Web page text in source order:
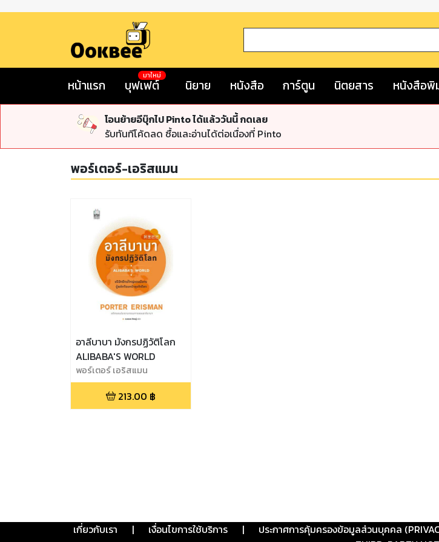
หน้าแรก บุฟเฟต์
มาใหม่
นิยาย หนังสือ การ์ตูน นิตยสาร หนังสือ
โอนย้ายอีบุ๊กไป Pinto ได้แล้ววันนี้ กดเลย
รับทันทีโค้ดลด ซื้อและอ่านได้ต่อเนื่องที่ Pinto
พอร์เตอร์-เอริสแมน
อาลีบาบา มังกรปฏิวัติโลก
ALIBABA'S WORLD
พอร์เตอร์ เอริสแมน
213.00 ฿
เกี่ยวกับเรา | เงื่อนไขการใช้บริการ | ประกาศการคุ้มครองข้อมูลส่วนบุคคล